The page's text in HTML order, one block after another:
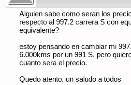
Alguien sabe como seran los
respecto al 997.2 carrera S con
equivalente?
estoy pensando en cambiar mi
6.000kms por un 991 S, pero
cuanto sera el precio.
Quedo atento, un saludo a todos